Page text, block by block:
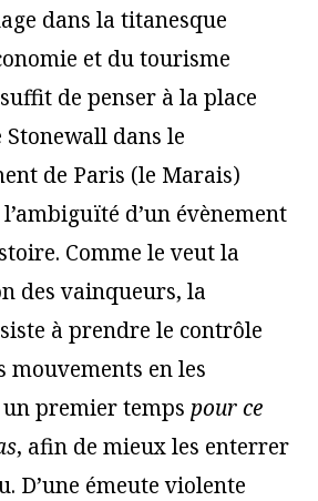
dans la titanesque
et du tourisme
de penser à la place
Stonewall dans le
de Paris (le Marais)
d’un évènement
Comme le veut la
des vainqueurs, la
à prendre le contrôle
mouvements en les
premier temps pour ce
, afin de mieux les enterrer
D’une émeute violente